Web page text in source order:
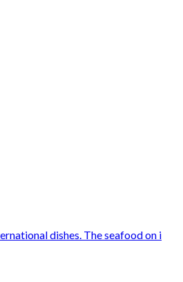
dishes. The seafood on i